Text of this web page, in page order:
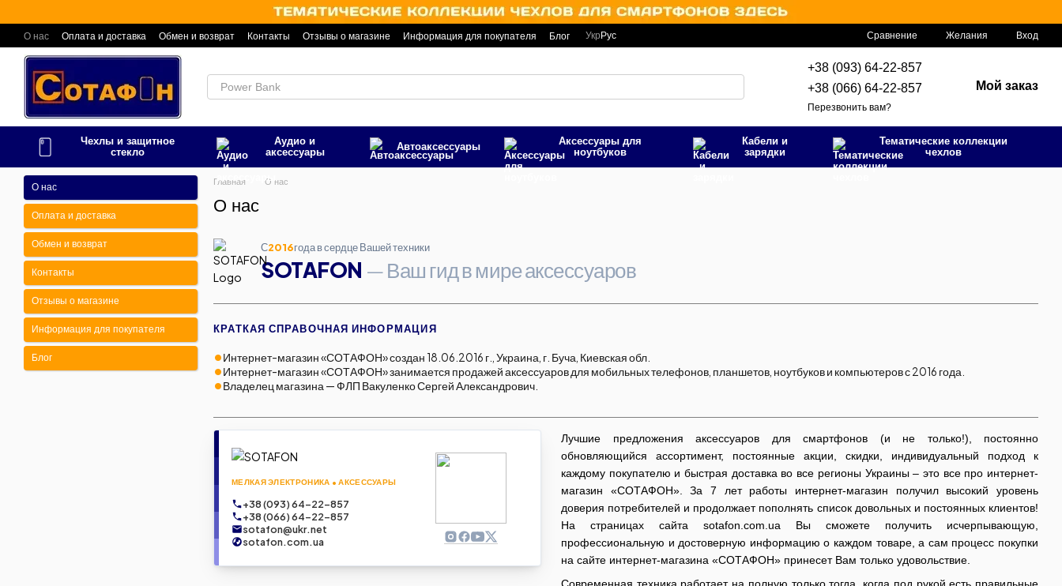
О нас Оплата и доставка Обмен и возврат Контакты Отзывы о магазине Информация для покупателя Блог Укр Рус Сравнение Желания Вход
+38 (093) 64-22-857
+38 (066) 64-22-857
Перезвонить вам?
Мой заказ
Чехлы и защитное
стекло
Аудио и
аксессуары
Автоаксесcуары
Аксессуары для
ноутбуков
Кабели и
зарядки
Тематические коллекции
чехлов
Главная О нас
О нас
С2016года в сердце Вашей техники
SOTAFON — Ваш гид в мире аксессуаров
КРАТКАЯ СПРАВОЧНАЯ ИНФОРМАЦИЯ
Интернет-магазин «СОТАФОН» создан 18.06.2016 г., Украина, г. Буча, Киевская обл.
Интернет-магазин «СОТАФОН» занимается продажей аксессуаров для мобильных телефонов, планшетов, ноутбуков и компьютеров с 2016 года.
Владелец магазина — ФЛП Вакуленко Сергей Александрович.
МЕЛКАЯ ЭЛЕКТРОНИКА • АКСЕССУАРЫ
+38 (093) 64-22-857
+38 (066) 64-22-857
sotafon@ukr.net
sotafon.com.ua
Лучшие предложения аксессуаров для смартфонов (и не только!), постоянно
обновляющийся ассортимент, постоянные акции, скидки, индивидуальный подход к
каждому покупателю и быстрая доставка во все регионы Украины – это все про интернет-
магазин «СОТАФОН». За 7 лет работы интернет-магазин получил высокий уровень
доверия потребителей и продолжает пополнять список довольных и постоянных клиентов!
На страницах сайта sotafon.com.ua Вы сможете получить исчерпывающую,
профессиональную и достоверную информацию о каждом товаре, а сам процесс покупки
на сайте интернет-магазина «СОТАФОН» принесет Вам только удовольствие.
О нас
Оплата и доставка
Обмен и возврат
Контакты
Отзывы о магазине
Информация для покупателя
Блог